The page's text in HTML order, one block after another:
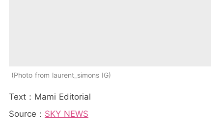
Photo from laurent_simons IG
Text：Mami Editorial
Source： SKY NEWS